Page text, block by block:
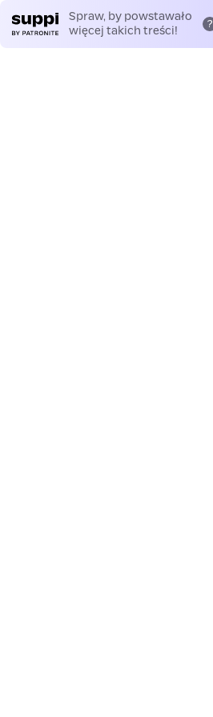
Spraw, by powstawało
więcej takich treści!
?